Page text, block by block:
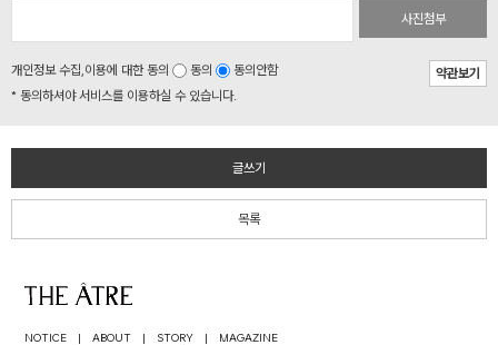
사진첨부
개인정보 수집,이용에 대한 동의 동의 동의안함
약관보기
* 동의하셔야 서비스를 이용하실 수 있습니다.
글쓰기
목록
NOTICE | ABOUT | STORY |
MAGAZINE